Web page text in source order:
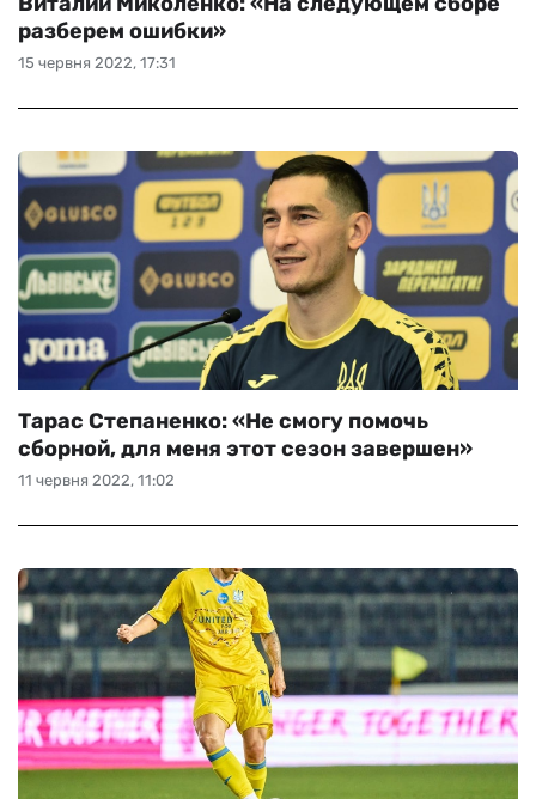
15 червня 2022, 17:31
разберем ошибки»
11 червня 2022, 11:02
Тарас Степаненко: «Не смогу помочь
сборной, для меня этот сезон завершен»